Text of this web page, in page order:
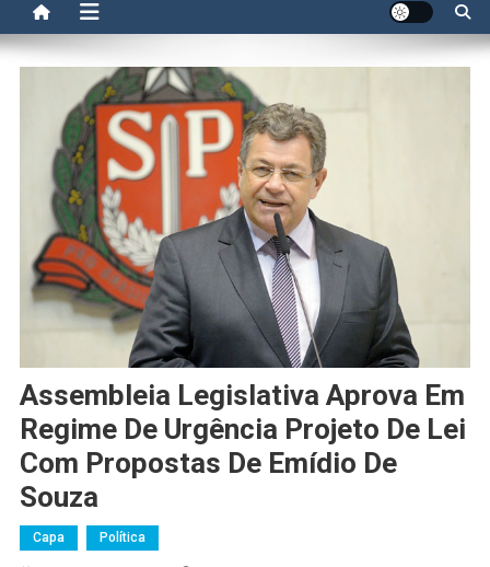
Assembleia Legislativa Aprova Em
Regime De Urgência Projeto De Lei
Com Propostas De Emídio De
Souza
Capa Política